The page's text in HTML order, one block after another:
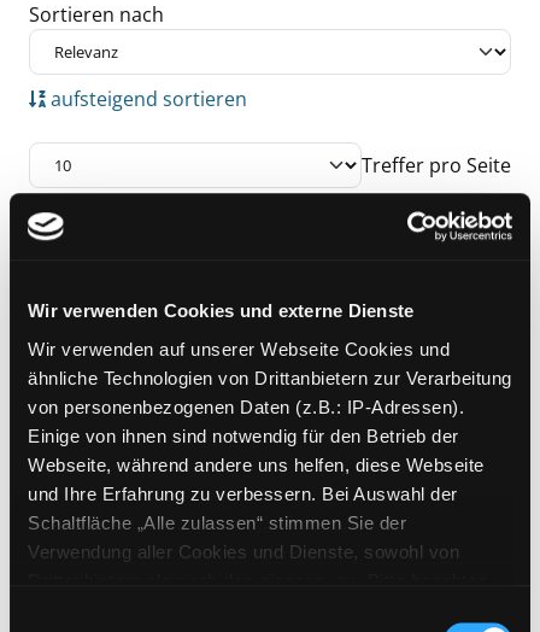
Wir verwenden Cookies und externe Dienste
Wir verwenden auf unserer Webseite Cookies und
ähnliche Technologien von Drittanbietern zur Verarbeitung
von personenbezogenen Daten (z.B.: IP-Adressen).
Einige von ihnen sind notwendig für den Betrieb der
Webseite, während andere uns helfen, diese Webseite
und Ihre Erfahrung zu verbessern. Bei Auswahl der
Schaltfläche „Alle zulassen“ stimmen Sie der
Verwendung aller Cookies und Dienste, sowohl von
Sortieren nach
aufsteigend sortieren
Treffer pro Seite
Suchergebnis
Exemplar-Details von Der Frauenatlas
Der Frauenatlas
Ungleichheit verstehen: 164
Infografiken und Karten
Verfasser:Seager, JoniSuche nach
Jahr: 2020Verlag:München, Hanser
Zu den Suchfiltern springen
Sortieren nach